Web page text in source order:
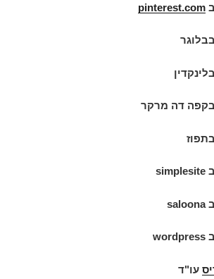
ב pinterest.com
בבלוגר
בלינקדין
בקפה דה מרקר
בתפוז
ב simplesite
בsaloona
ב wordpress
עו"ד